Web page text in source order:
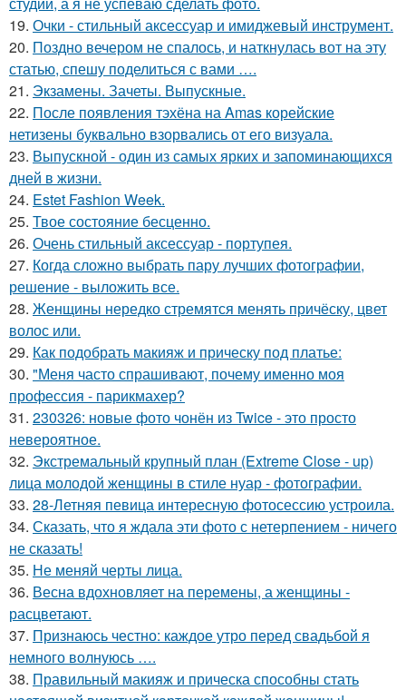
19. Очки - стильный аксессуар и имиджевый инструмент.
20. Поздно вечером не спалось, и наткнулась вот на эту
статью, спешу поделиться с вами ….
21. Экзамены. Зачеты. Выпускные.
22. После появления тэхёна на Amas корейские
нетизены буквально взорвались от его визуала.
23. Выпускной - один из самых ярких и запоминающихся
дней в жизни.
24. Estet Fashion Week.
25. Твое состояние бесценно.
26. Очень стильный аксессуар - портупея.
27. Когда сложно выбрать пару лучших фотографии,
решение - выложить все.
28. Женщины нередко стремятся менять причёску, цвет
волос или.
29. Как подобрать макияж и прическу под платье:
30. "Меня часто спрашивают, почему именно моя
профессия - парикмахер?
31. 230326: новые фото чонён из Twice - это просто
невероятное.
32. Экстремальный крупный план (Extreme Close - up)
лица молодой женщины в стиле нуар - фотографии.
33. 28-Летняя певица интересную фотосессию устроила.
34. Сказать, что я ждала эти фото с нетерпением - ничего
не сказать!
35. Не меняй черты лица.
36. Весна вдохновляет на перемены, а женщины -
расцветают.
37. Признаюсь честно: каждое утро перед свадьбой я
немного волнуюсь ….
38. Правильный макияж и прическа способны стать